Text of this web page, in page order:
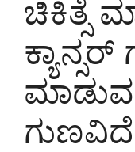
ಚಿಕಿತ್ಸೆ
ಮಾಡುವ